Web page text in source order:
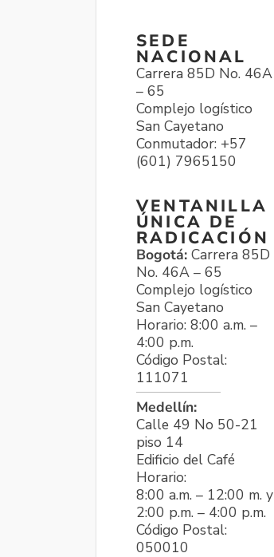
SEDE
NACIONAL
Carrera 85D No. 46A
– 65
Complejo logístico
San Cayetano
Conmutador: +57
(601) 7965150
VENTANILLA
ÚNICA DE
RADICACIÓN
Bogotá: Carrera 85D
No. 46A – 65
Complejo logístico
San Cayetano
Horario: 8:00 a.m. –
4:00 p.m.
Código Postal:
111071
Medellín:
Calle 49 No 50-21
piso 14
Edificio del Café
Horario:
8:00 a.m. – 12:00 m. y
2:00 p.m. – 4:00 p.m.
Código Postal:
050010